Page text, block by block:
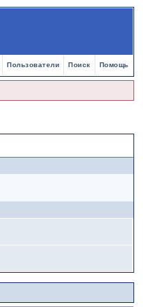
Помощь
Поиск
Пользователи